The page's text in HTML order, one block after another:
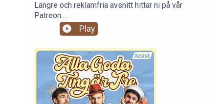
Längre och reklamfria avsnitt hittar ni på vår
Patreon:
https://www.patreon.com/c/randommakingmovie
Play